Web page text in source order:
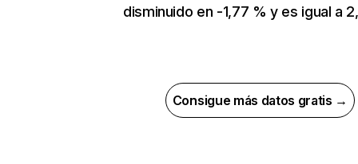
disminuido en -1,77 % y es igual a
Consigue más datos gratis →